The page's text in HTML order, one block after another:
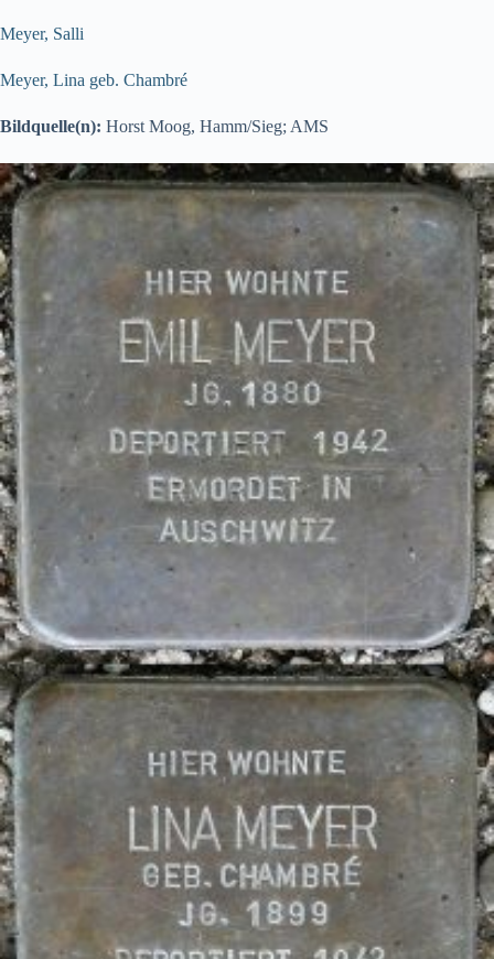
Meyer, Salli
Meyer, Lina geb. Chambré
Bildquelle(n): Horst Moog, Hamm/Sieg; AMS